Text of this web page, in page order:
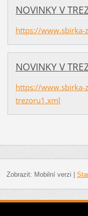
NOVINKY V
https://www.sbirka-
NOVINKY V
https://www.sbirka-
trezoru1.xml
Zobrazit: Mobilní verzi